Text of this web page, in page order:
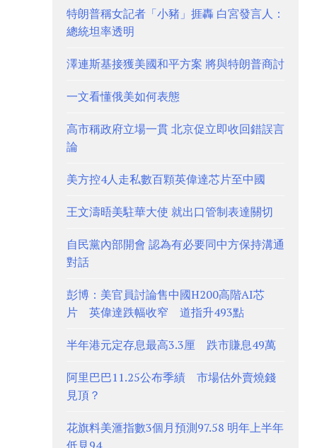
特朗普稱女記者「小豬」捱轟 白宮發言人：
總統坦率透明
澤連斯基接獲美國和平方案 將與特朗普商討
一文看懂俄美如何表態
高市稱政府立場一貫 北京促立即收回錯誤言
論
美方控4人走私數百顆英偉達芯片至中國
王文濤晤美駐華大使 就出口管制表達關切
自民黨內部開會 認為有必要同中方保持溝通
對話
彭博：美官員討論售中國H200高階AI芯
片 英偉達跌幅收窄 道指升493點
半年港元定存息最高3.3厘 跌市賺息49萬
阿里巴巴11.25公布季績 市場估外賣燒錢
見頂？
花旗料美滙指數3個月預測97.58 明年上半年